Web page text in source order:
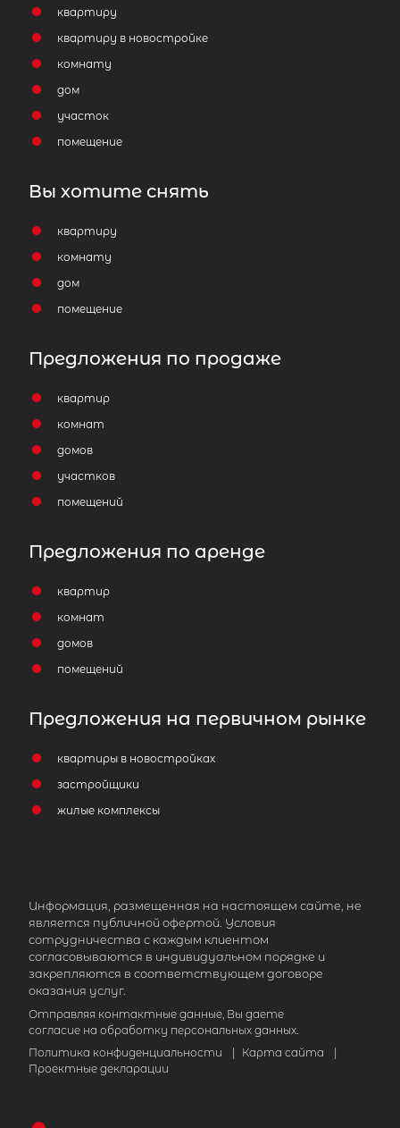
квартиру
квартиру в новостройке
комнату
дом
участок
помещение
Вы хотите снять
квартиру
комнату
дом
помещение
Предложения по продаже
квартир
комнат
домов
участков
помещений
Предложения по аренде
квартир
комнат
домов
помещений
Предложения на первичном рынке
квартиры в новостройках
застройщики
жилые комплексы
Информация, размещенная на настоящем сайте, не
является публичной офертой. Условия
сотрудничества с каждым клиентом
согласовываются в индивидуальном порядке и
закрепляются в соответствующем договоре
оказания услуг.
Отправляя контактные данные, Вы даете
согласие на обработку персональных данных.
Политика конфиденциальности
Карта сайта
Проектные декларации